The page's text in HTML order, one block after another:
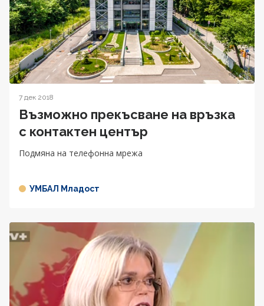
7 дек 2018
Възможно прекъсване на връзка
с контактен център
Подмяна на телефонна мрежа
УМБАЛ Младост